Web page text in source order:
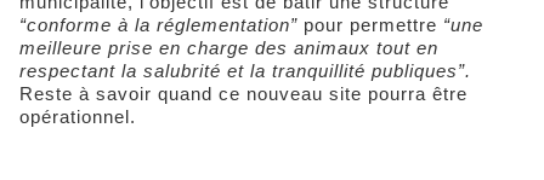
“conforme à la réglementation” pour permettre “une
meilleure prise en charge des animaux tout en
respectant la salubrité et la tranquillité publiques”.
Reste à savoir quand ce nouveau site pourra être
opérationnel.